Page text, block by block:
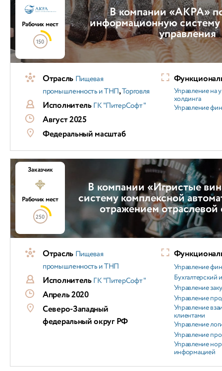
В компании «АКРА»
информационную систему
управления
Рабочих мест
150
Отрасль Пищевая
промышленность и ТНП,Торговля
ИсполнительГК "ПитерСофт"
Август 2025
Федеральный масштаб
Управление на
холдинга
Управление
В компании «Игристые
систему комплексной
отражением
Заказчик
Рабочих мест
250
Отрасль Пищевая
промышленность и ТНП
ИсполнительГК "ПитерСофт"
Апрель 2020
Северо-Западный
федеральный округ РФ
Управление
Бухгалтерский
Управление
Управление
Управление
клиентами
Управление
Управление
Управление
информацией